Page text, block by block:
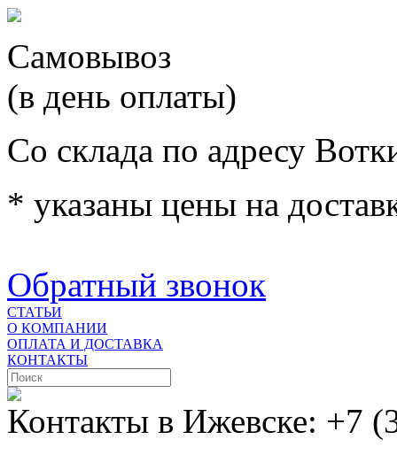
Самовывоз
(в день оплаты)
Со склада по адресу
* указаны цены на
Обратный звонок
СТАТЬИ
О КОМПАНИИ
ОПЛАТА И ДОСТАВКА
КОНТАКТЫ
Контакты в Ижевске: +7